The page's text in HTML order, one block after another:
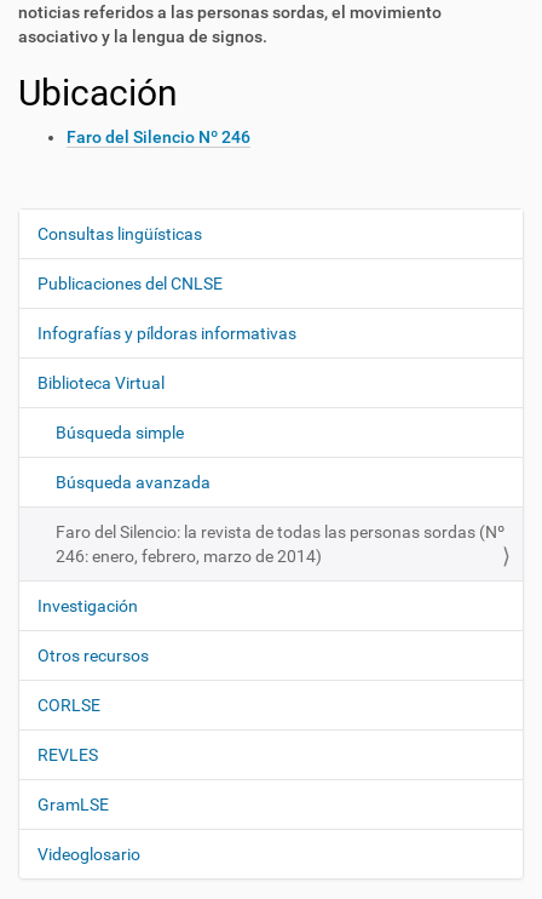
noticias referidos a las personas sordas, el movimiento
asociativo y la lengua de signos.
Ubicación
Faro del Silencio Nº 246
N
e
g
a
i
n
Consultas lingüísticas
Publicaciones del CNLSE
Infografías y píldoras informativas
Biblioteca Virtual
Búsqueda simple
Búsqueda avanzada
Faro del Silencio: la revista de todas las personas sordas (Nº
246: enero, febrero, marzo de 2014)
Investigación
Otros recursos
CORLSE
REVLES
GramLSE
Videoglosario